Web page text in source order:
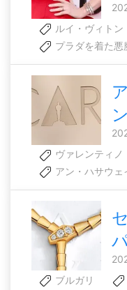
ルイ・ヴィトン
プラダを着た悪
ヴァレンティノ
アン・ハサウェ
ブルガリ